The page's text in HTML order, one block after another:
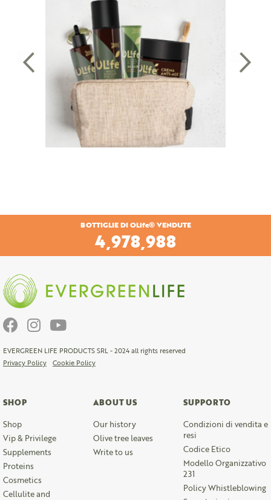
BOTTIGLIE DI OLife® VENDUTE
5,933,606
EVERGREEN LIFE PRODUCTS SRL - 2024 all rights reserved
Privacy Policy
Cookie Policy
SHOP
Shop
Vip & Privilege
Supplements
Proteins
Cosmetics
Cellulite and
ABOUT US
Our history
Olive tree leaves
Write to us
SUPPORTO
Condizioni di vendita e
resi
Codice Etico
Modello Organizzativo
231
Policy Whistleblowing